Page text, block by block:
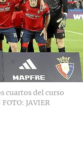
cuartos del curso
JAVIER